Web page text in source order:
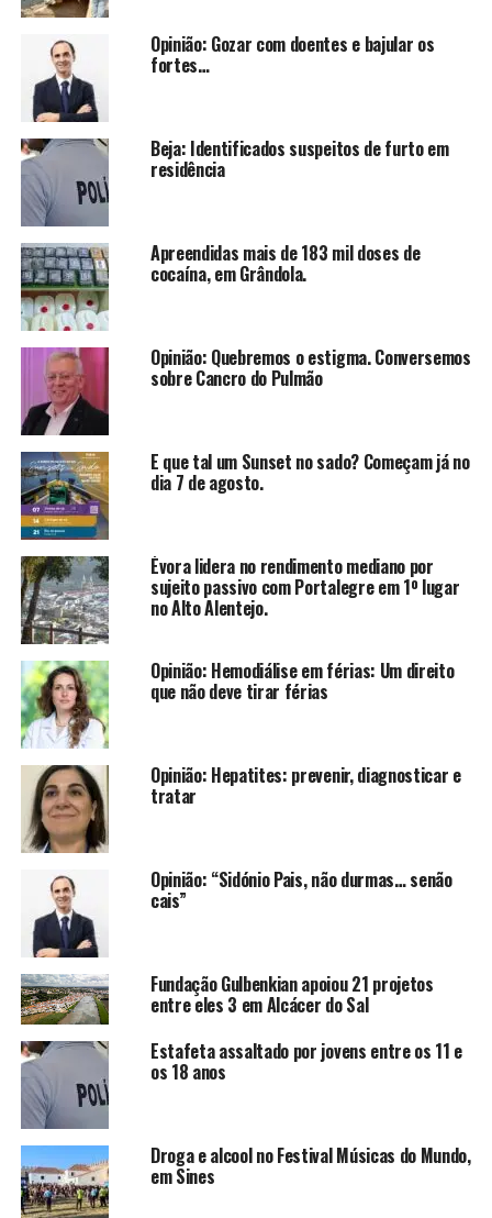
Opinião: Gozar com doentes e bajular os
fortes…
Beja: Identificados suspeitos de furto em
residência
Apreendidas mais de 183 mil doses de
cocaína, em Grândola.
Opinião: Quebremos o estigma. Conversemos
sobre Cancro do Pulmão
E que tal um Sunset no sado? Começam já no
dia 7 de agosto.
Évora lidera no rendimento mediano por
sujeito passivo com Portalegre em 1º lugar
no Alto Alentejo.
Opinião: Hemodiálise em férias: Um direito
que não deve tirar férias
Opinião: Hepatites: prevenir, diagnosticar e
tratar
Opinião: “Sidónio Pais, não durmas… senão
cais”
Fundação Gulbenkian apoiou 21 projetos
entre eles 3 em Alcácer do Sal
Estafeta assaltado por jovens entre os 11 e
os 18 anos
Droga e alcool no Festival Músicas do Mundo,
em Sines